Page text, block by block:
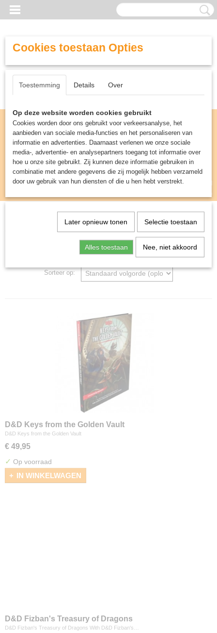
Inloggen Registreren
UW WINKELWAGEN
(0)
Role Playing Games
Sorteer op:
D&D Keys from the Golden Vault
D&D Keys from the Golden Vault
€ 49,95
✓ Op voorraad
IN WINKELWAGEN
D&D Fizban's Treasury of Dragons
D&D Fizban's Treasury of Dragons With D&D Fizban's…
Cookies toestaan Opties
Toestemming Details Over
Op deze website worden cookies gebruikt
Cookies worden door ons gebruikt voor verkeersanalyse, het
aanbieden van sociale media-functies en het personaliseren van
informatie en advertenties. Daarnaast verlenen we onze sociale
media-, advertentie- en analysepartners toegang tot informatie over
hoe u onze site gebruikt. Zij kunnen deze informatie gebruiken in
combinatie met andere gegevens die zij mogelijk hebben verzameld
door uw gebruik van hun diensten of die u hen hebt verstrekt.
Later opnieuw tonen Selectie toestaan
Alles toestaan Nee, niet akkoord